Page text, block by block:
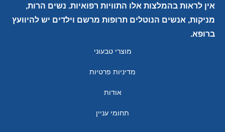
אין לראות בהמלצות אלו התוויות רפואיות. נשים הרות,
מניקות, אנשים הנוטלים תרופות מרשם וילדים יש להיוועץ
ברופא.
מוצרי טבעוני
מדיניות פרטיות
אודות
תחומי עניין